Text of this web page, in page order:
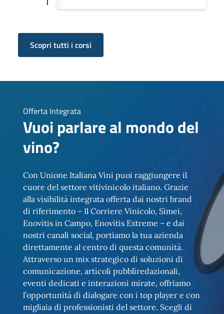
Scopri tutti i corsi
Offerta Integrata
Vuoi parlare al mondo del
vino?
Con Unione Italiana Vini puoi raggiungere il
cuore del settore vitivinicolo italiano. Grazie
alla visibilità integrata offerta dai nostri brand
di riferimento – Il Corriere Vinicolo, Simei,
Enovitis in Campo, Enovitis Extreme – e dai
nostri canali social, portiamo la tua azienda
direttamente al centro di questa comunità.
Attraverso un mix strategico di soluzioni di
comunicazione, articoli pubbliredazionali,
eventi dedicati e interazioni mirate, offriamo
l’opportunità di dialogare con i top player e con
migliaia di professionisti del settore. Scegli di